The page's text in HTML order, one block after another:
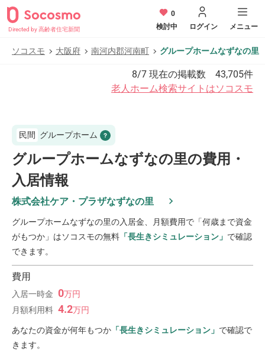
Directed by 高齢者住宅新聞
0
検討中
ログイン メニュー
ソコスモ 大阪府 南河内郡河南町 グループホームなずなの里
8/7 現在の掲載数 43,705件
老人ホーム検索サイトはソコスモ
民間 グループホーム
グループホームなずなの里の費用・
入居情報
株式会社ケア・プラザなずなの里
グループホームなずなの里の入居金、月額費用で「何歳まで資金
がもつか」はソコスモの無料 「長生きシミュレーション」 で確認
できます。
費用
入居一時金 0万円
月額利用料 4.2万円
あなたの資金が何年もつか 「長生きシミュレーション」 で確認で
きます。